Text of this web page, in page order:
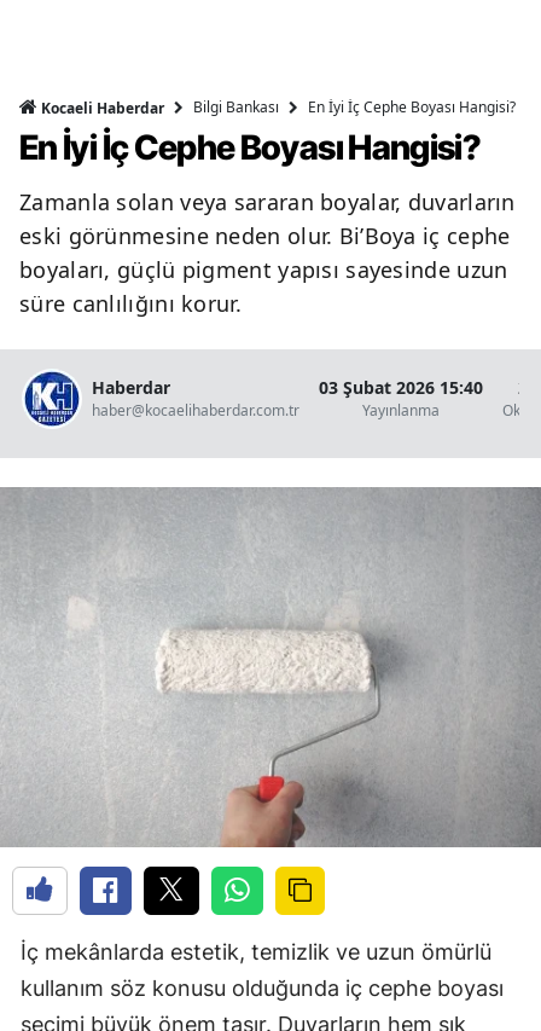
Kocaeli Haberdar Bilgi Bankası En İyi İç Cephe Boyası Hangisi?
En İyi İç Cephe Boyası Hangisi?
Zamanla solan veya sararan boyalar, duvarların
eski görünmesine neden olur. Bi’Boya iç cephe
boyaları, güçlü pigment yapısı sayesinde uzun
süre canlılığını korur.
Haberdar
haber@kocaelihaberdar.com.tr
03 Şubat 2026 15:40
Yayınlanma
2
İç mekânlarda estetik, temizlik ve uzun ömürlü
kullanım söz konusu olduğunda iç cephe boyası
seçimi büyük önem taşır. Duvarların hem şık